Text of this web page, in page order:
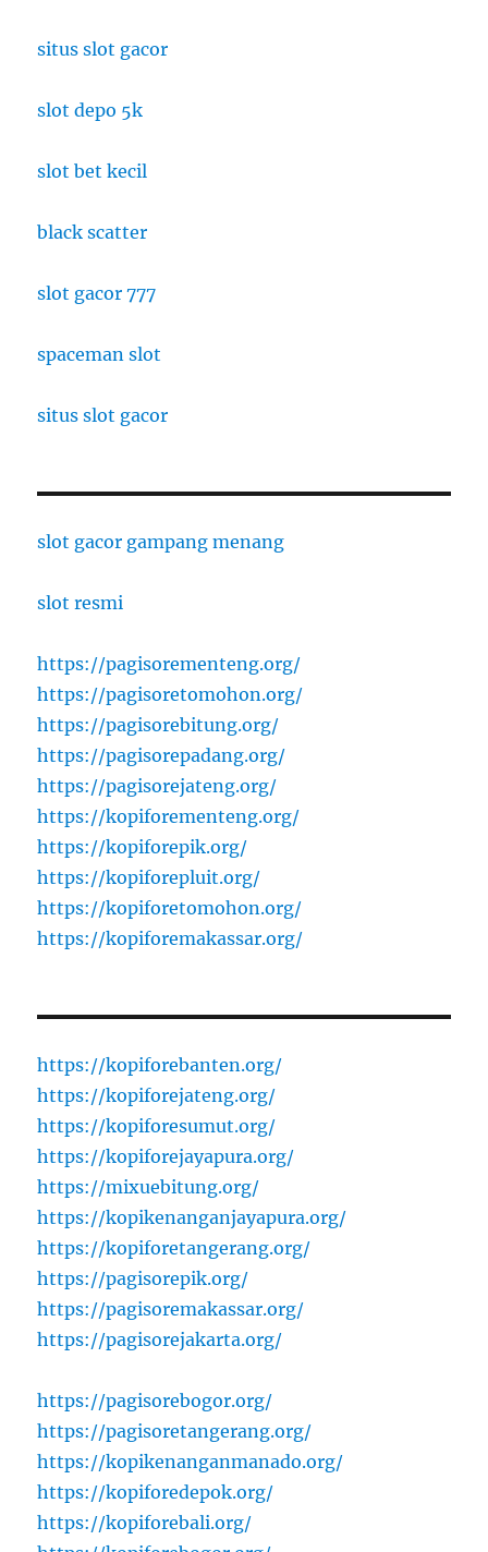
situs slot gacor
slot depo 5k
slot bet kecil
black scatter
slot gacor 777
spaceman slot
situs slot gacor
slot gacor gampang menang
slot resmi
https://pagisorementeng.org/
https://pagisoretomohon.org/
https://pagisorebitung.org/
https://pagisorepadang.org/
https://pagisorejateng.org/
https://kopiforementeng.org/
https://kopiforepik.org/
https://kopiforepluit.org/
https://kopiforetomohon.org/
https://kopiforemakassar.org/
https://kopiforebanten.org/
https://kopiforejateng.org/
https://kopiforesumut.org/
https://kopiforejayapura.org/
https://mixuebitung.org/
https://kopikenanganjayapura.org/
https://kopiforetangerang.org/
https://pagisorepik.org/
https://pagisoremakassar.org/
https://pagisorejakarta.org/
https://pagisorebogor.org/
https://pagisoretangerang.org/
https://kopikenanganmanado.org/
https://kopiforedepok.org/
https://kopiforebali.org/